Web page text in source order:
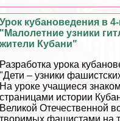
Урок кубановедения в
"Малолетние узники
жители Кубани"
Разработка урока
"Дети – узники
На уроке учащиеся
страницами истории
Великой Отечественной